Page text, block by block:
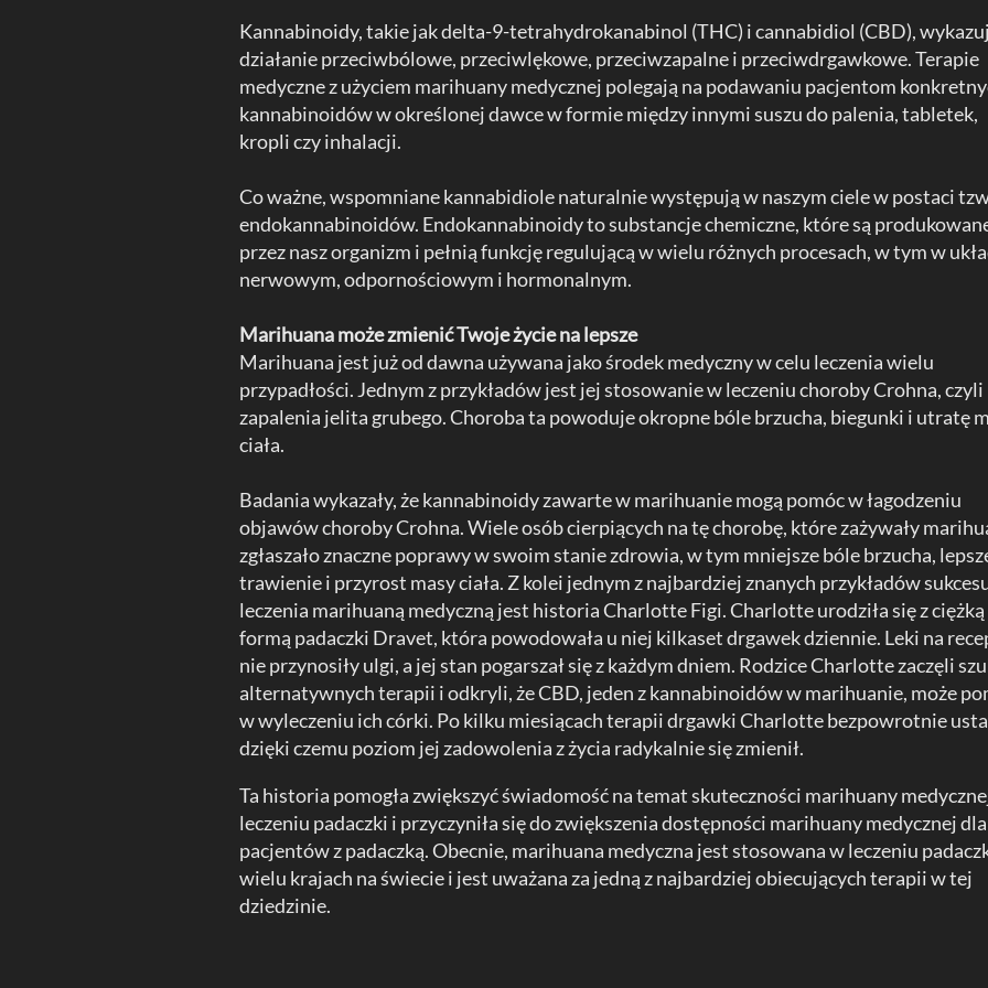
Kannabinoidy, takie jak delta-9-tetrahydrokanabinol (THC) i cannabidiol (CBD),
działanie przeciwbólowe, przeciwlękowe, przeciwzapalne i przeciwdrgawkowe. Terapie
medyczne z użyciem marihuany medycznej polegają na podawaniu pacjentom
kannabinoidów w określonej dawce w formie między innymi suszu do palenia, tabletek,
kropli czy inhalacji.
Co ważne, wspomniane kannabidiole naturalnie występują w naszym ciele w postaci
endokannabinoidów. Endokannabinoidy to substancje chemiczne, które są
przez nasz organizm i pełnią funkcję regulującą w wielu różnych procesach, w tym w
nerwowym, odpornościowym i hormonalnym.
Marihuana może zmienić Twoje życie na lepsze
Marihuana jest już od dawna używana jako środek medyczny w celu leczenia wielu
przypadłości. Jednym z przykładów jest jej stosowanie w leczeniu choroby Crohna, czyli
zapalenia jelita grubego. Choroba ta powoduje okropne bóle brzucha, biegunki i utratę
ciała.
Badania wykazały, że kannabinoidy zawarte w marihuanie mogą pomóc w łagodzeniu
objawów choroby Crohna. Wiele osób cierpiących na tę chorobę, które zażywały
zgłaszało znaczne poprawy w swoim stanie zdrowia, w tym mniejsze bóle brzucha,
trawienie i przyrost masy ciała. Z kolei jednym z najbardziej znanych przykładów
leczenia marihuaną medyczną jest historia Charlotte Figi. Charlotte urodziła się z ciężką
formą padaczki Dravet, która powodowała u niej kilkaset drgawek dziennie. Leki na
nie przynosiły ulgi, a jej stan pogarszał się z każdym dniem. Rodzice Charlotte zaczęli
alternatywnych terapii i odkryli, że CBD, jeden z kannabinoidów w marihuanie, może
w wyleczeniu ich córki. Po kilku miesiącach terapii drgawki Charlotte bezpowrotnie
dzięki czemu poziom jej zadowolenia z życia radykalnie się zmienił.
Ta historia pomogła zwiększyć świadomość na temat skuteczności marihuany
leczeniu padaczki i przyczyniła się do zwiększenia dostępności marihuany medycznej dla
pacjentów z padaczką. Obecnie, marihuana medyczna jest stosowana w leczeniu
wielu krajach na świecie i jest uważana za jedną z najbardziej obiecujących terapii w tej
dziedzinie.